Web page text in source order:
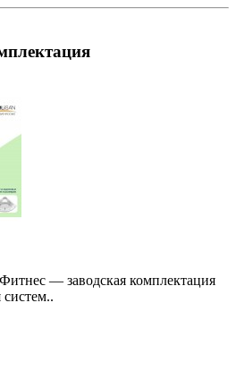
— заводская комплектация